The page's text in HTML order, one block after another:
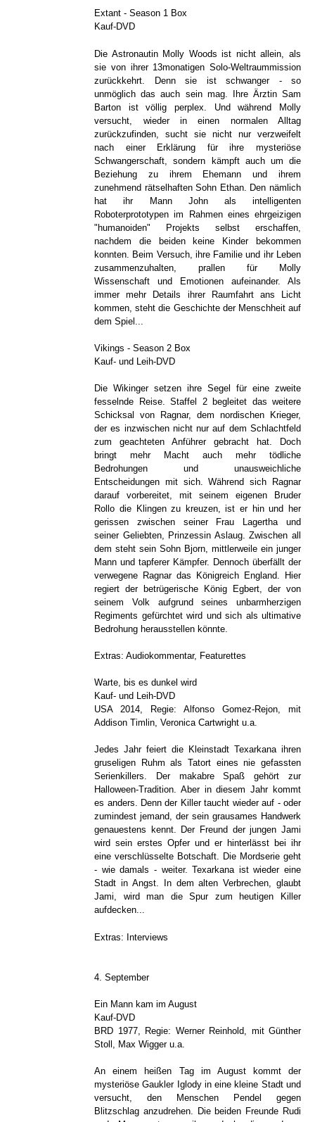
Extant - Season 1 Box
Kauf-DVD
Die Astronautin Molly Woods ist nicht allein, als
sie von ihrer 13­monatigen Solo­-Weltraummission
zurückkehrt. Denn sie ist schwanger - so
unmöglich das auch sein mag. Ihre Ärztin Sam
Barton ist völlig perplex. Und während Molly
versucht, wieder in einen normalen Alltag
zurückzufinden, sucht sie nicht nur verzweifelt
nach einer Erklärung für ihre mysteriöse
Schwangerschaft, sondern kämpft auch um die
Beziehung zu ihrem Ehemann und ihrem
zunehmend rätselhaften Sohn Ethan. Den nämlich
hat ihr Mann John als intelligenten
Roboterprototypen im Rahmen eines ehrgeizigen
"humanoiden" Projekts selbst erschaffen,
nachdem die beiden keine Kinder bekommen
konnten. Beim Versuch, ihre Familie und ihr Leben
zusammenzuhalten, prallen für Molly
Wissenschaft und Emotionen aufeinander. Als
immer mehr Details ihrer Raumfahrt ans Licht
kommen, steht die Geschichte der Menschheit auf
dem Spiel...
Vikings - Season 2 Box
Kauf- und Leih-DVD
Die Wikinger setzen ihre Segel für eine zweite
fesselnde Reise. Staffel 2 begleitet das weitere
Schicksal von Ragnar, dem nordischen Krieger,
der es inzwischen nicht nur auf dem Schlachtfeld
zum geachteten Anführer gebracht hat. Doch
bringt mehr Macht auch mehr tödliche
Bedrohungen und unausweichliche
Entscheidungen mit sich. Während sich Ragnar
darauf vorbereitet, mit seinem eigenen Bruder
Rollo die Klingen zu kreuzen, ist er hin und her
gerissen zwischen seiner Frau Lagertha und
seiner Geliebten, Prinzessin Aslaug. Zwischen all
dem steht sein Sohn Bjorn, mittlerweile ein junger
Mann und tapferer Kämpfer. Dennoch überfällt der
verwegene Ragnar das Königreich England. Hier
regiert der betrügerische König Egbert, der von
seinem Volk aufgrund seines unbarmherzigen
Regiments gefürchtet wird und sich als ultimative
Bedrohung herausstellen könnte.
Extras: Audiokommentar, Featurettes
Warte, bis es dunkel wird
Kauf- und Leih-DVD
USA 2014, Regie: Alfonso Gomez-Rejon, mit
Addison Timlin, Veronica Cartwright u.a.
Jedes Jahr feiert die Kleinstadt Texarkana ihren
gruseligen Ruhm als Tatort eines nie gefassten
Serienkillers. Der makabre Spaß gehört zur
Halloween-Tradition. Aber in diesem Jahr kommt
es anders. Denn der Killer taucht wieder auf - oder
zumindest jemand, der sein grausames Handwerk
genauestens kennt. Der Freund der jungen Jami
wird sein erstes Opfer und er hinterlässt bei ihr
eine verschlüsselte Botschaft. Die Mordserie geht
- wie damals - weiter. Texarkana ist wieder eine
Stadt in Angst. In dem alten Verbrechen, glaubt
Jami, wird man die Spur zum heutigen Killer
aufdecken...
Extras: Interviews
4. September
Ein Mann kam im August
Kauf-DVD
BRD 1977, Regie: Werner Reinhold, mit Günther
Stoll, Max Wigger u.a.
An einem heißen Tag im August kommt der
mysteriöse Gaukler Iglody in eine kleine Stadt und
versucht, den Menschen Pendel gegen
Blitzschlag anzudrehen. Die beiden Freunde Rudi